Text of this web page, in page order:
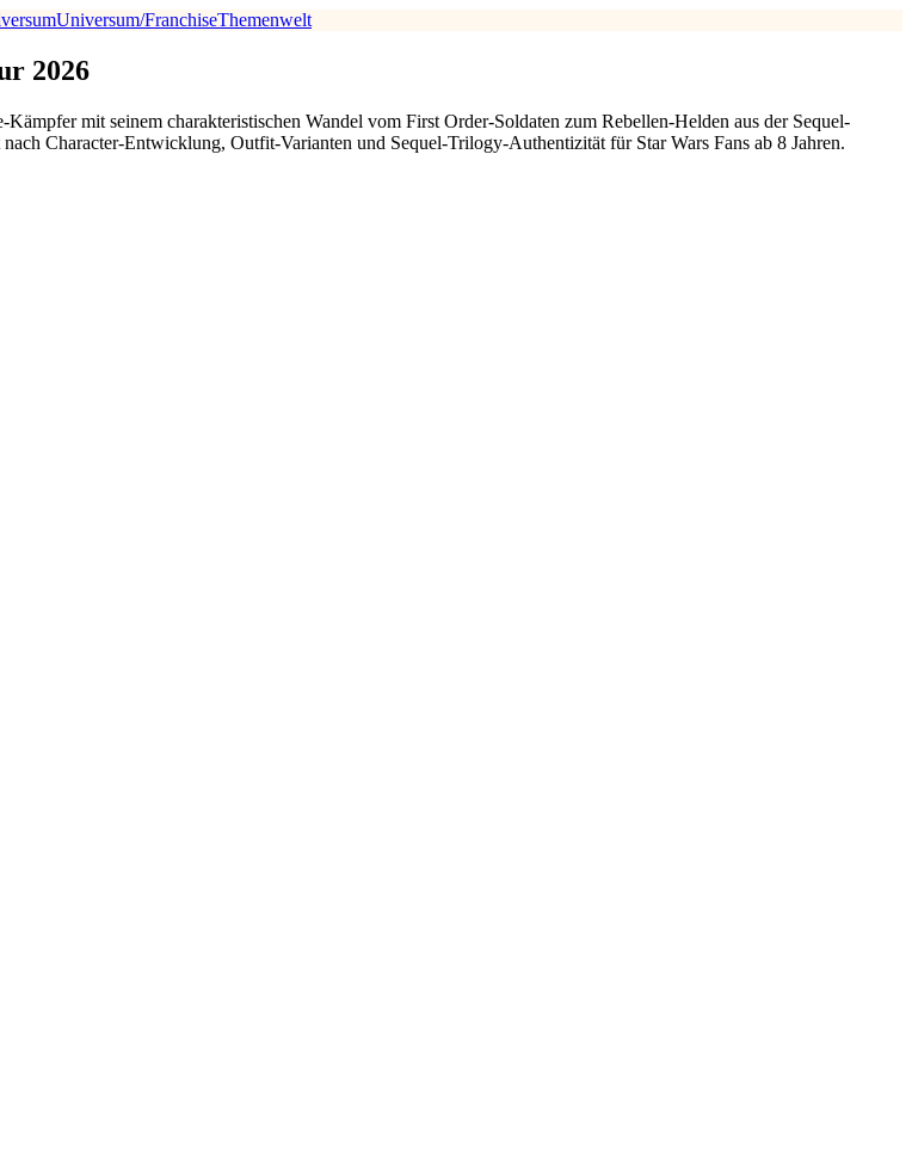
Universum/FranchiseThemenwelt
2026
mit seinem charakteristischen Wandel vom First Order-Soldaten zum Rebellen-Helden aus der Sequel-
Character-Entwicklung, Outfit-Varianten und Sequel-Trilogy-Authentizität für Star Wars Fans ab 8 Jahren.